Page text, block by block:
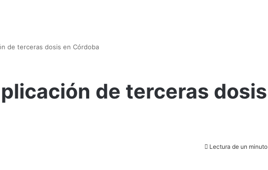
de terceras dosis en Córdoba
de terceras dosis
Lectura de un minuto